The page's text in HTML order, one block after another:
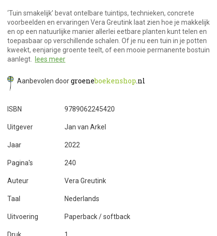
‘Tuin smakelijk’ bevat ontelbare tuintips, technieken, concrete
voorbeelden en ervaringen Vera Greutink laat zien hoe je makkelijk
en op een natuurlijke manier allerlei eetbare planten kunt telen en
toepasbaar op verschillende schalen. Of je nu een tuin in je potten
kweekt, eenjarige groente teelt, of een mooie permanente bostuin
aanlegt.
lees meer
Aanbevolen doorgroeneboekenshop.nl
ISBN 9789062245420
Uitgever Jan van Arkel
Jaar 2022
Pagina's 240
Auteur Vera Greutink
Taal Nederlands
Uitvoering Paperback / softback